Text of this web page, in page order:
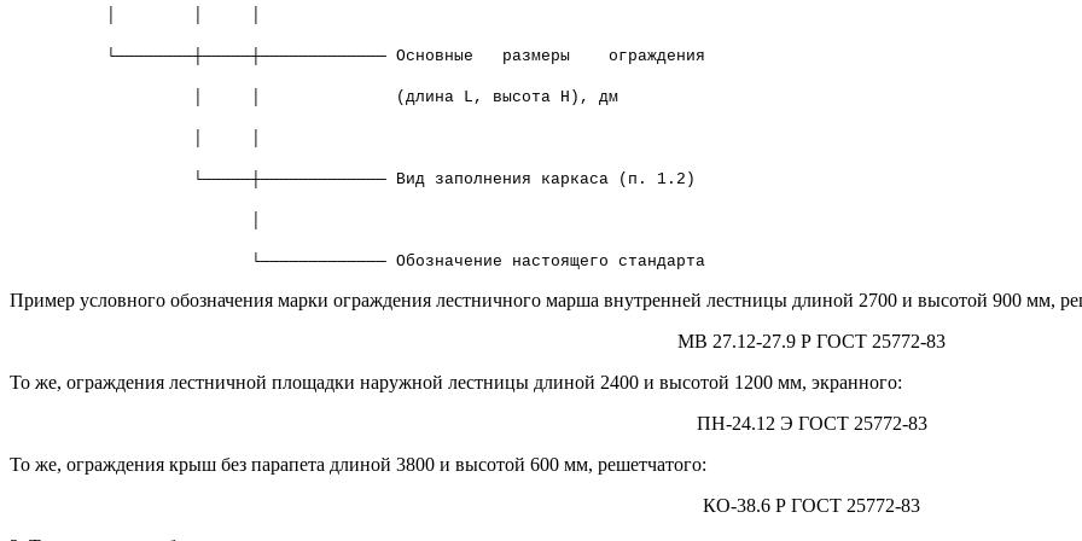
└────────┼─────┼───────────── Основные размеры ограждения
│ │ (длина L, высота Н), дм
└─────┼───────────── Вид заполнения каркаса (п. 1.2)
└───────────── Обозначение настоящего стандарта
Пример условного обозначения марки ограждения лестничного марша внутренней лестницы длиной 2700 и высотой 900 мм,
MB 27.12-27.9 Р ГОСТ 25772-83
То же, ограждения лестничной площадки наружной лестницы длиной 2400 и высотой 1200 мм, экранного:
ПН-24.12 Э ГОСТ 25772-83
То же, ограждения крыш без парапета длиной 3800 и высотой 600 мм, решетчатого:
КО-38.6 Р ГОСТ 25772-83